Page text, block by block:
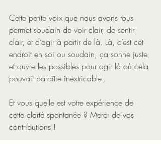
Cette petite voix que nous avons tous
permet soudain de voir clair, de sentir
clair, et d’agir à partir de là. Là, c’est cet
endroit en soi ou soudain, ça sonne juste
et ouvre les possibles pour agir là où cela
pouvait paraître inextricable.
Et vous quelle est votre expérience de
cette clarté spontanée ? Merci de vos
contributions !